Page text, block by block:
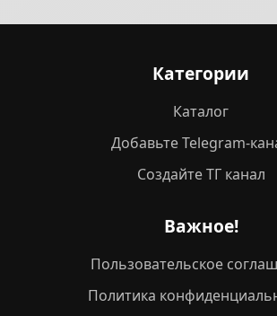
Категории
Каталог
Добавьте Telegram-
Создайте ТГ канал
Важное!
Пользовательское
Политика